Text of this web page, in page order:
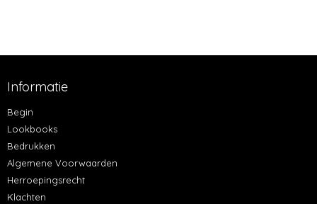
Informatie
Begin
Lookbooks
Bedrukken
Algemene Voorwaarden
Herroepingsrecht
Klachten